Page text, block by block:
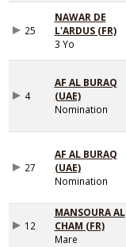
25
NAWAR DE
L'ARDUS (FR)
3 Yo
4
AF AL BURAQ
(UAE)
Nomination
27
AF AL BURAQ
(UAE)
Nomination
12
MANSOURA AL
CHAM (FR)
Mare